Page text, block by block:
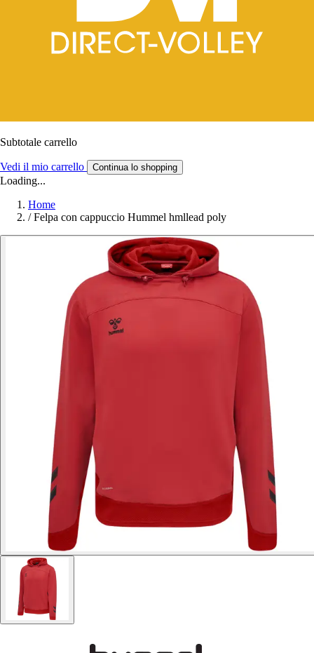
Subtotale carrello
Vedi il mio carrello Continua lo shopping
Loading...
Home
/ Felpa con cappuccio Hummel hmllead poly